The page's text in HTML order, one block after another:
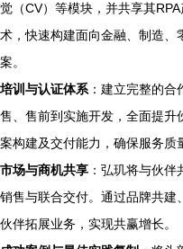
觉（CV）等模块，并共享其
术，快速构建面向金融、制造
案。
培训与认证体系 ：建立完整的
售、售前到实施开发，全面提升
案构建及交付能力，确保服务质
市场与商机共享 ：弘玑将与伙
销售与联合交付。通过品牌共建
伙伴拓展业务，实现共赢增长。